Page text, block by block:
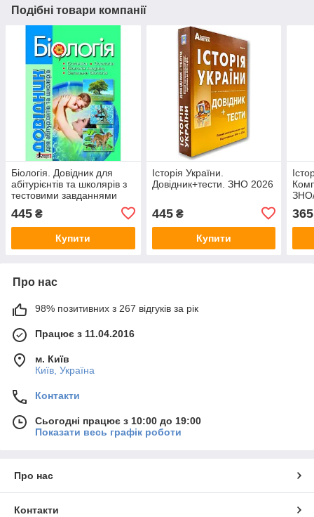
Подібні товари компанії
Біологія. Довідник для
абітурієнтів та школярів з
тестовими завданнями
445 ₴
Купити
Історія України.
Довідник+тести. ЗНО 2026
445₴
Купити
365
Про нас
98% позитивних з 267 відгуків за рік
Працює з 11.04.2016
м. Київ
Київ, Україна
Контакти
Сьогодні працює з 10:00 до 19:00
Показати весь графік роботи
Про нас
Контакти